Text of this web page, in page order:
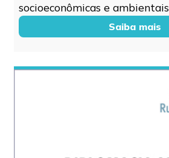
socioeconômicas e ambientais
Saiba mais